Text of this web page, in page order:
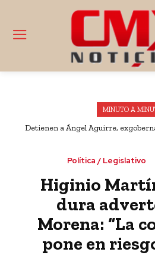
MINUTO A
Detienen a Ángel Aguirre,
Política / Legislativo
Higinio
dura
Morena: “La
pone en